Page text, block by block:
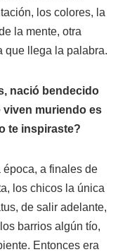
los colores, la
la mente, otra
que llega la palabra.
nació bendecido
viven muriendo es
te inspiraste?
época, a finales de
los chicos la única
de salir adelante,
barrios algún tío,
Entonces era